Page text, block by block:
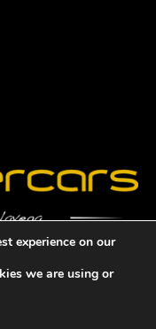
2019 - 2024.
experience on our
we are using or